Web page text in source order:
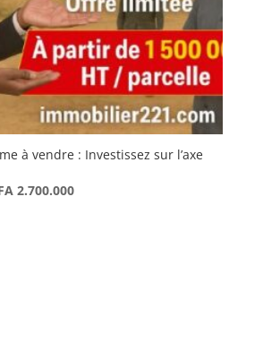
à vendre : Investissez sur l’axe
3.000.000.
2.700.000Le